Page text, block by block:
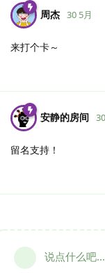
周杰 30 5月
来打个卡～
安静的房间
留名支持！
说点什么吧...